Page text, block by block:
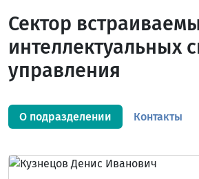
Сектор
интеллектуальных
управления
О подразделении Контакты